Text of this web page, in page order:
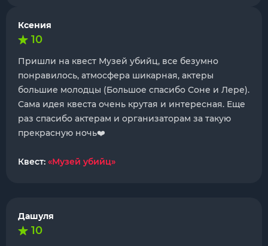
Ксения
10
Пришли на квест Музей убийц, все безумно
понравилось, атмосфера шикарная, актеры
большие молодцы (Большое спасибо Соне и Лере).
Сама идея квеста очень крутая и интересная. Еще
раз спасибо актерам и организаторам за такую
прекрасную ночь❤️
Квест: «Музей убийц»
Дашуля
10